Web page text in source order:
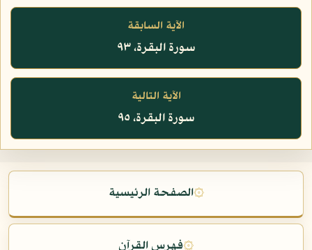
الآية السابقة
سورة البقرة، ٩٣
الآية التالية
سورة البقرة، ٩٥
۞الصفحة الرئيسية
۞فهرس القرآن